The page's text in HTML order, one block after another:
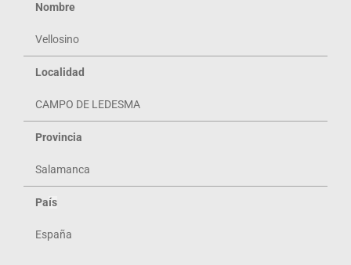
Nombre
Vellosino
Localidad
CAMPO DE LEDESMA
Provincia
Salamanca
País
España